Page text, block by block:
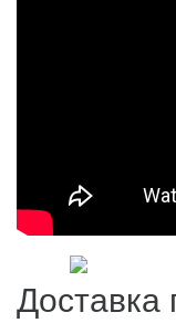
Доставка